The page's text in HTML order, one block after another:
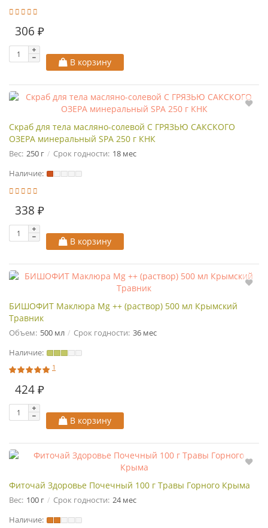
306 ₽
В корзину
Скраб для тела масляно-солевой С ГРЯЗЬЮ САКСКОГО
ОЗЕРА минеральный SPA 250 г КНК
Вес: 250 г Срок годности: 18 мес
Наличие:
338 ₽
В корзину
БИШОФИТ Маклюра Mg ++ (раствор) 500 мл Крымский
Травник
Объем: 500 мл Срок годности: 36 мес
Наличие:
1
424 ₽
В корзину
Фиточай Здоровье Почечный 100 г Травы Горного Крыма
Вес: 100 г Срок годности: 24 мес
Наличие: